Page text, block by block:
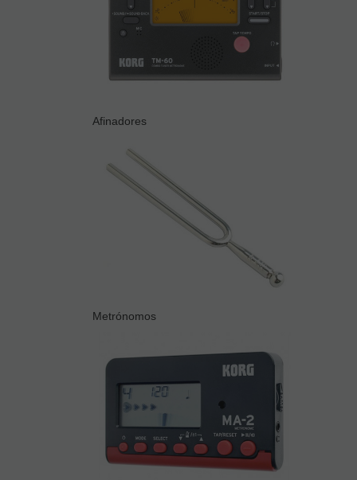
Afinadores
Metrónomos